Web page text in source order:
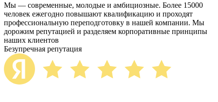
Мы — современные, молодые и амбициозные. Более 15000
человек ежегодно повышают квалификацию и проходят
профессиональную переподготовку в нашей компании. Мы
дорожим репутацией и разделяем корпоративные принципы
наших клиентов
Безупречная репутация